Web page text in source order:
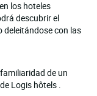
los hoteles
descubrir el
con las
de un
Logis hôtels .